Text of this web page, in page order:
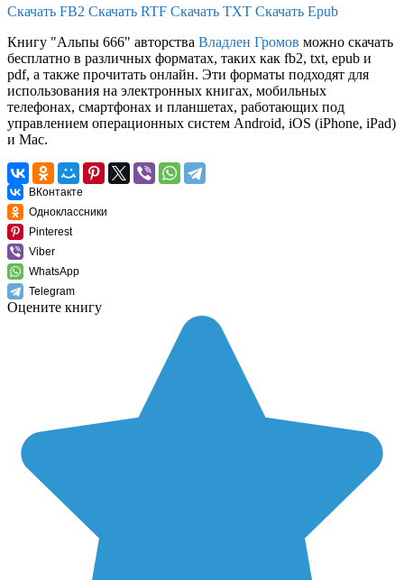
Скачать FB2 Скачать RTF Скачать TXT Скачать Epub
Книгу "Альпы 666" авторства Владлен Громов можно скачать
бесплатно в различных форматах, таких как fb2, txt, epub и
pdf, а также прочитать онлайн. Эти форматы подходят для
использования на электронных книгах, мобильных
телефонах, смартфонах и планшетах, работающих под
управлением операционных систем Android, iOS (iPhone, iPad)
и Mac.
ВКонтакте
Одноклассники
Pinterest
Viber
WhatsApp
Telegram
Оцените книгу